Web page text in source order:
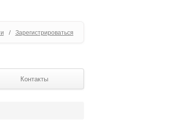
/ Зарегистрироваться
Контакты